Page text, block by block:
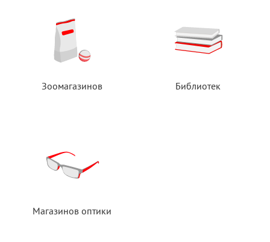
Зоомагазинов Библиотек
Магазинов оптики